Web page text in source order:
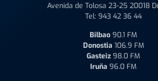
Avenida de Tolosa 23-25 20018
Tel: 943 42 36 44
Bilbao 90.1 FM
Donostia 106.9 FM
Gasteiz 98.0 FM
Iruña 96.0 FM